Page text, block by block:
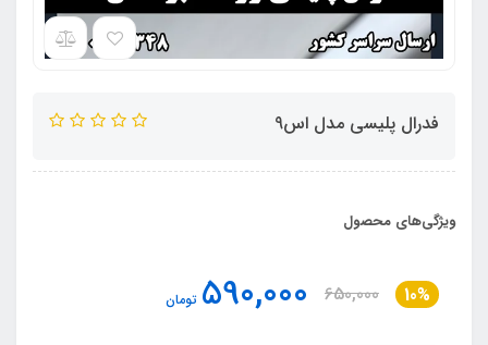
فدرال پلیسی مدل اس9
ویژگی‌های محصول
10%
650,000
590,000 تومان